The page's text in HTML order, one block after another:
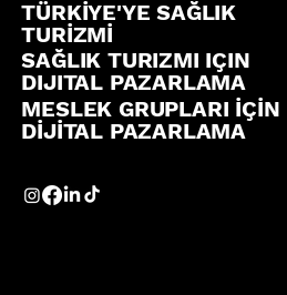
TÜRKİYE'YE SAĞLIK
TURİZMİ
SAĞLIK TURIZMI IÇIN
DIJITAL PAZARLAMA
MESLEK GRUPLARI İÇİN
DİJİTAL PAZARLAMA